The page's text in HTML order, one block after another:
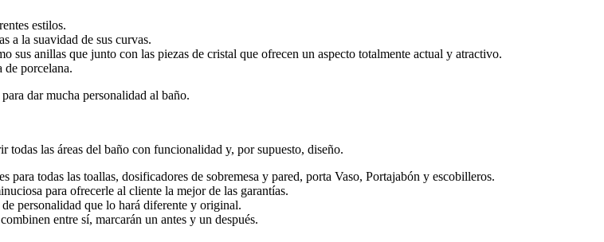
estilos.
a la suavidad de sus curvas.
sus anillas que junto con las piezas de cristal que ofrecen un aspecto totalmente actual y atractivo.
de porcelana.
dar mucha personalidad al baño.
las áreas del baño con funcionalidad y, por supuesto, diseño.
todas las toallas, dosificadores de sobremesa y pared, porta Vaso, Portajabón y escobilleros.
para ofrecerle al cliente la mejor de las garantías.
personalidad que lo hará diferente y original.
entre sí, marcarán un antes y un después.